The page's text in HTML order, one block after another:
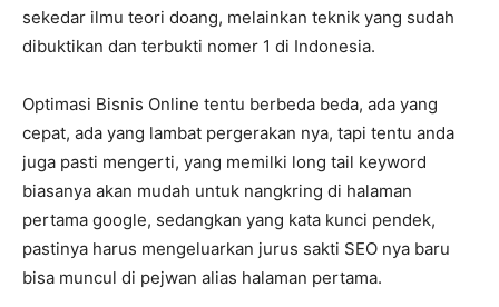
sekedar ilmu teori doang, melainkan teknik yang sudah
dibuktikan dan terbukti nomer 1 di Indonesia.
Optimasi Bisnis Online tentu berbeda beda, ada yang
cepat, ada yang lambat pergerakan nya, tapi tentu anda
juga pasti mengerti, yang memilki long tail keyword
biasanya akan mudah untuk nangkring di halaman
pertama google, sedangkan yang kata kunci pendek,
pastinya harus mengeluarkan jurus sakti SEO nya baru
bisa muncul di pejwan alias halaman pertama.